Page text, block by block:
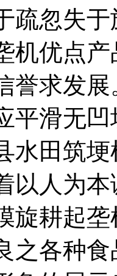
疏忽失
机优点
誉求发
平滑无
水田筑
以人为
旋耕起
之各种